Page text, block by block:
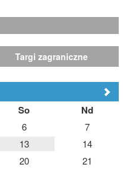
Targi zagraniczne
So Nd
6
7
13
14
20
21